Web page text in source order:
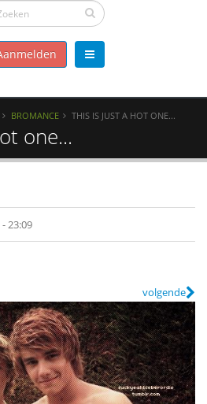
BROMANCE THIS IS JUST A HOT ONE...
one...
23:09
volgende